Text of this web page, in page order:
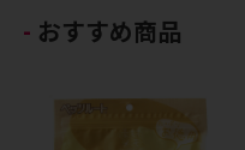
おすすめ商品